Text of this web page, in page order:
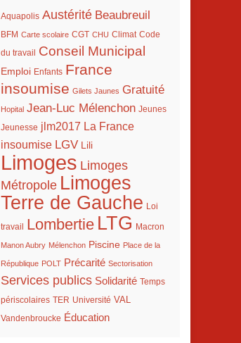
Aquapolis Austérité Beaubreuil
BFM Carte scolaire CGT CHU Climat Code
du travail Conseil Municipal
Emploi Enfants France
insoumise Gilets Jaunes Gratuité
Hopital Jean-Luc Mélenchon Jeunes
Jeunesse jlm2017 La France
insoumise LGV Lili
Limoges Limoges
Métropole Limoges
Terre de Gauche
Loi
travail Lombertie LTG Macron
Manon Aubry Mélenchon Piscine Place de la
République POLT Précarité Sectorisation
Services publics Solidarité Temps
périscolaires TER Université VAL
Vandenbroucke Éducation